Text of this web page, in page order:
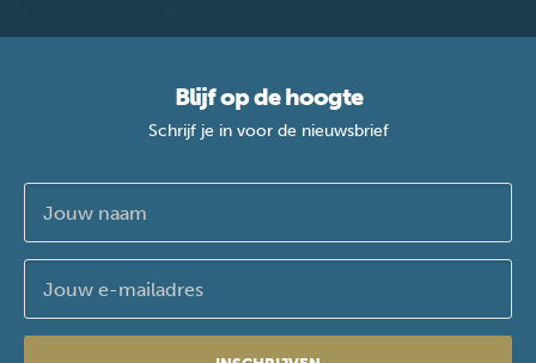
Blijf op de hoogte
Schrijf je in voor de nieuwsbrief